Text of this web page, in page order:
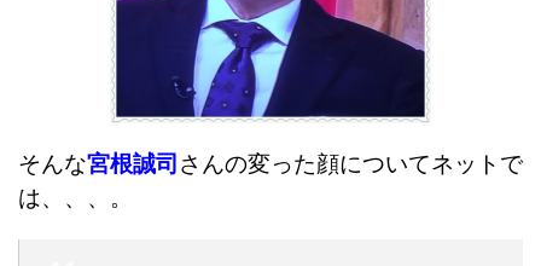
そんな宮根誠司 さんの変った顔についてネットで
は、、、。